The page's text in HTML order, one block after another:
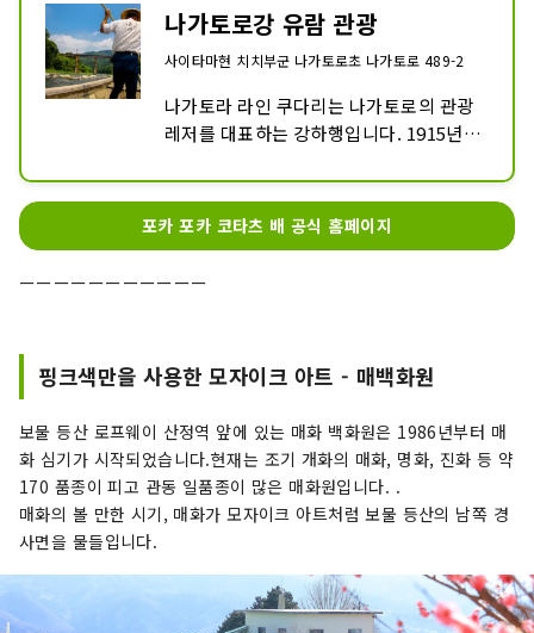
나가토로강 유람 관광
사이타마현 치치부군 나가토로초 나가토로 489-2
나가토라 라인 쿠다리는 나가토로의 관광
레저를 대표하는 강하행입니다. 1915년에
하고 있습니다.
나가토라 라인 쿠다리는 나라 지정 명승 천
연 기념물 "나가토로"로 지정된 강을 전통
릴을 경험할 수 있습니다.
라보는 체험은 각별합니다.
포카 포카 코타츠 배 공식 홈페이지
ーーーーーーーーーーー
핑크색만을 사용한 모자이크 아트 - 매백화원
보물 등산 로프웨이 산정역 앞에 있는 매화 백화원은 1986년부터 매
화 심기가 시작되었습니다.현재는 조기 개화의 매화, 명화, 진화 등 약
170 품종이 피고 관동 일품종이 많은 매화원입니다. .
매화의 볼 만한 시기, 매화가 모자이크 아트처럼 보물 등산의 남쪽 경
사면을 물들입니다.